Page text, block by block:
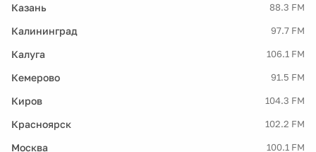
Казань 88.3 FM
Калининград 97.7 FM
Калуга 106.1 FM
Кемерово 91.5 FM
Киров 104.3 FM
Красноярск 102.2 FM
Москва 100.1 FM